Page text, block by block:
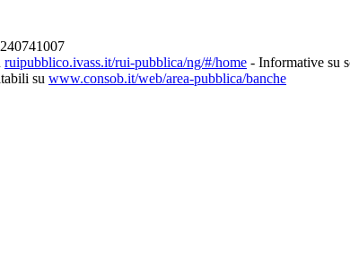
ruipubblico.ivass.it/rui-pubblica/ng/#/home - Informative su
su www.consob.it/web/area-pubblica/banche